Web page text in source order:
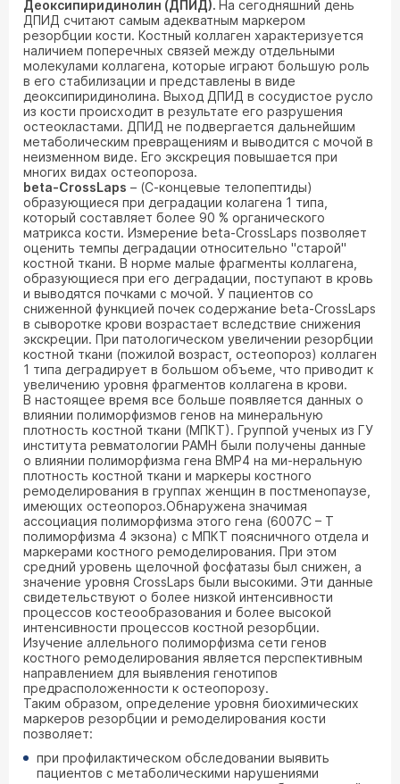
Деоксипиридинолин (ДПИД). На сегодняшний день
ДПИД считают самым адекватным маркером
резорбции кости. Костный коллаген характеризуется
наличием поперечных связей между отдельными
молекулами коллагена, которые играют большую роль
в его стабилизации и представлены в виде
деоксипиридинолина. Выход ДПИД в сосудистое русло
из кости происходит в результате его разрушения
остеокластами. ДПИД не подвергается дальнейшим
метаболическим превращениям и выводится с мочой в
неизменном виде. Его экскреция повышается при
многих видах остеопороза.
beta-CrossLaps – (С-концевые телопептиды)
образующиеся при деградации колагена 1 типа,
который составляет более 90 % органического
матрикса кости. Измерение beta-CrossLaps позволяет
оценить темпы деградации относительно "старой"
костной ткани. В норме малые фрагменты коллагена,
образующиеся при его деградации, поступают в кровь
и выводятся почками с мочой. У пациентов со
сниженной функцией почек содержание beta-CrossLaps
в сыворотке крови возрастает вследствие снижения
экскреции. При патологическом увеличении резорбции
костной ткани (пожилой возраст, остеопороз) коллаген
1 типа деградирует в большом объеме, что приводит к
увеличению уровня фрагментов коллагена в крови.
В настоящее время все больше появляется данных о
влиянии полиморфизмов генов на минеральную
плотность костной ткани (МПКТ). Группой ученых из ГУ
института ревматологии РАМН были получены данные
о влиянии полиморфизма гена ВМР4 на ми-неральную
плотность костной ткани и маркеры костного
ремоделирования в группах женщин в постменопаузе,
имеющих остеопороз.Обнаружена значимая
ассоциация полиморфизма этого гена (6007С – Т
полиморфизма 4 экзона) с МПКТ поясничного отдела и
маркерами костного ремоделирования. При этом
средний уровень щелочной фосфатазы был снижен, а
значение уровня CrossLaps были высокими. Эти данные
свидетельствуют о более низкой интенсивности
процессов костеообразования и более высокой
интенсивности процессов костной резорбции.
Изучение аллельного полиморфизма сети генов
костного ремоделирования является перспективным
направлением для выявления генотипов
предрасположенности к остеопорозу.
Таким образом, определение уровня биохимических
маркеров резорбции и ремоделирования кости
позволяет:
при профилактическом обследовании выявить
пациентов с метаболическими нарушениями